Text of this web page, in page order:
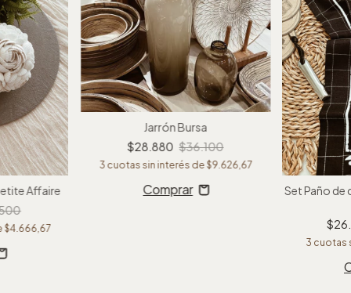
Affaire
$4.666,67
Jarrón Bursa
$28.880 $36.100
3 cuotas sin interés de $9.626,67
Set Paño de
3 cuotas